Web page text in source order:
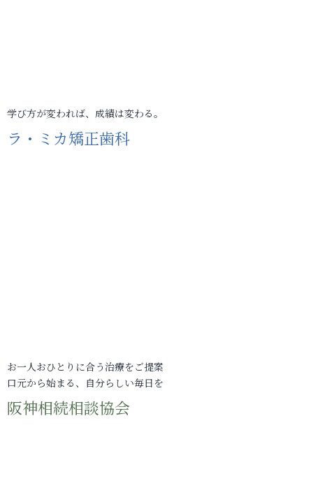
学び方が変われば、成績は変わる。
ラ・ミカ矯正歯科
お一人おひとりに合う治療をご提案
口元から始まる、自分らしい毎日を
阪神相続相談協会